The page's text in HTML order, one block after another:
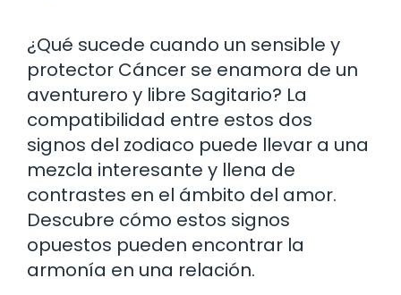
¿Qué sucede cuando un sensible y
protector Cáncer se enamora de un
aventurero y libre Sagitario? La
compatibilidad entre estos dos
signos del zodiaco puede llevar a una
mezcla interesante y llena de
contrastes en el ámbito del amor.
Descubre cómo estos signos
opuestos pueden encontrar la
armonía en una relación.